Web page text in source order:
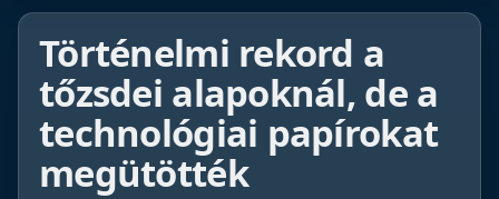
Történelmi rekord a
tőzsdei alapoknál, de a
technológiai papírokat
megütötték